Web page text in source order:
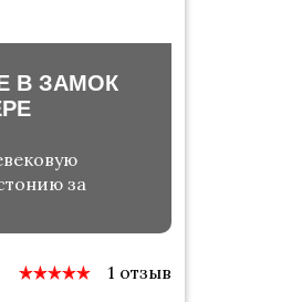
В ЗАМОК
за
1 отзыв